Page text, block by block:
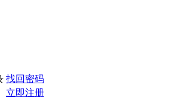
找回密码
立即注册